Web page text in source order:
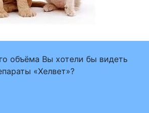
объёма Вы хотели бы видеть
«Хелвет»?